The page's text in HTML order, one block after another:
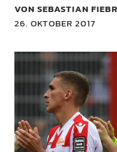
VON SEBASTIAN
26. OKTOBER 2017